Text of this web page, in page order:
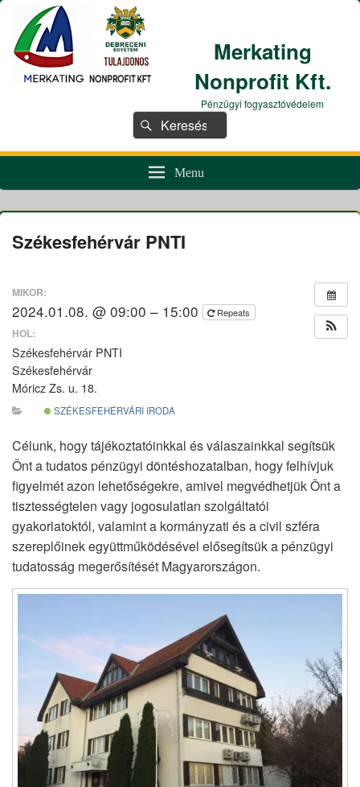
Merkating
Nonprofit Kft.
Pénzügyi fogyasztóvédelem
Search
for:
Search
Menu
Székesfehérvár PNTI
MIKOR:
2024.01.08. @ 09:00 – 15:00 Repeats
HOL:
Székesfehérvár PNTI
Székesfehérvár
Móricz Zs. u. 18.
SZÉKESFEHÉRVÁRI IRODA
Célunk, hogy tájékoztatóinkkal és válaszainkkal segítsük
Önt a tudatos pénzügyi döntéshozatalban, hogy felhívjuk
figyelmét azon lehetőségekre, amivel megvédhetjük Önt a
tisztességtelen vagy jogosulatlan szolgáltatói
gyakorlatoktól, valamint a kormányzati és a civil szféra
szereplőinek együttműködésével elősegítsük a pénzügyi
tudatosság megerősítését Magyarországon.